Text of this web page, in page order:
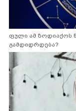
ფული ამ ზოდიაქოს
გამდიდრდება?